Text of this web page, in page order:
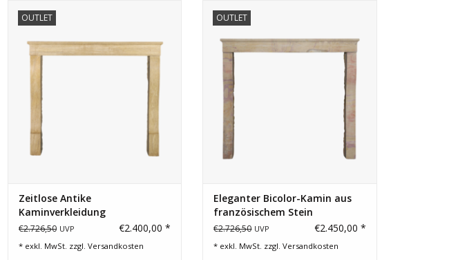
OUTLET
ZUM WARENKORB HINZUFÜGEN
Zeitlose Antike
Kaminverkleidung
€2.726,50 UVP €2.400,00 *
* exkl. MwSt. zzgl. Versandkosten
OUTLET
ein zeitloses Einrichtungskonzept.
ZUM WARENKORB HINZUFÜGEN
Eleganter Bicolor-Kamin aus
französischem Stein
€2.726,50 UVP €2.450,00 *
* exkl. MwSt. zzgl.Versandkosten